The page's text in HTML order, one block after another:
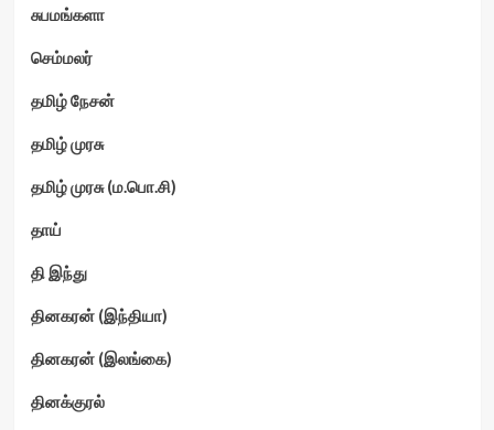
சுபமங்களா
செம்மலர்
தமிழ் நேசன்
தமிழ் முரசு
தமிழ் முரசு (ம.பொ.சி)
தாய்
தி இந்து
தினகரன் (இந்தியா)
தினகரன் (இலங்கை)
தினக்குரல்